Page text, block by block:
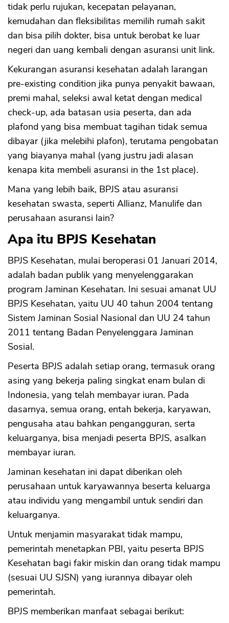
tidak perlu rujukan, kecepatan pelayanan,
kemudahan dan fleksibilitas memilih rumah sakit
dan bisa pilih dokter, bisa untuk berobat ke luar
negeri dan uang kembali dengan asuransi unit link.
Kekurangan asuransi kesehatan adalah larangan
pre-existing condition jika punya penyakit bawaan,
premi mahal, seleksi awal ketat dengan medical
check-up, ada batasan usia peserta, dan ada
plafond yang bisa membuat tagihan tidak semua
dibayar (jika melebihi plafon), terutama pengobatan
yang biayanya mahal (yang justru jadi alasan
kenapa kita membeli asuransi in the 1st place).
Mana yang lebih baik, BPJS atau asuransi
kesehatan swasta, seperti Allianz, Manulife dan
perusahaan asuransi lain?
Apa itu BPJS Kesehatan
BPJS Kesehatan, mulai beroperasi 01 Januari 2014,
adalah badan publik yang menyelenggarakan
program Jaminan Kesehatan. Ini sesuai amanat UU
BPJS Kesehatan, yaitu UU 40 tahun 2004 tentang
Sistem Jaminan Sosial Nasional dan UU 24 tahun
2011 tentang Badan Penyelenggara Jaminan
Sosial.
Peserta BPJS adalah setiap orang, termasuk orang
asing yang bekerja paling singkat enam bulan di
Indonesia, yang telah membayar iuran. Pada
dasarnya, semua orang, entah bekerja, karyawan,
pengusaha atau bahkan pengangguran, serta
keluarganya, bisa menjadi peserta BPJS, asalkan
membayar iuran.
Jaminan kesehatan ini dapat diberikan oleh
perusahaan untuk karyawannya beserta keluarga
atau individu yang mengambil untuk sendiri dan
keluarganya.
Untuk menjamin masyarakat tidak mampu,
pemerintah menetapkan PBI, yaitu peserta BPJS
Kesehatan bagi fakir miskin dan orang tidak mampu
(sesuai UU SJSN) yang iurannya dibayar oleh
pemerintah.
BPJS memberikan manfaat sebagai berikut: